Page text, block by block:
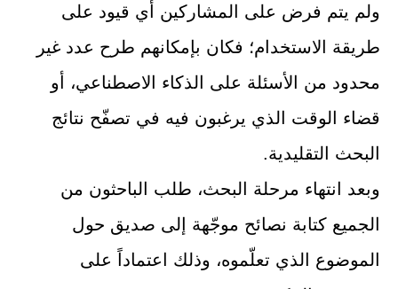
ولم يتم فرض على المشاركين أي قيود على
طريقة الاستخدام؛ فكان بإمكانهم طرح عدد غير
محدود من الأسئلة على الذكاء الاصطناعي، أو
قضاء الوقت الذي يرغبون فيه في تصفّح نتائج
البحث التقليدية.
وبعد انتهاء مرحلة البحث، طلب الباحثون من
الجميع كتابة نصائح موجّهة إلى صديق حول
الموضوع الذي تعلّموه، وذلك اعتماداً على